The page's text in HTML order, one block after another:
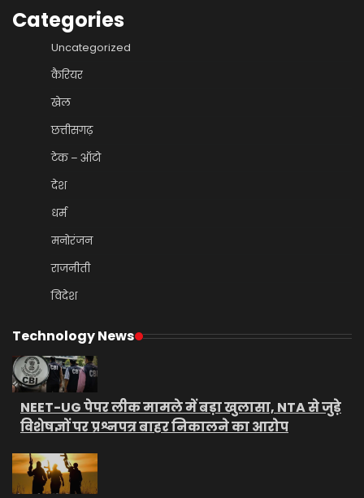
Categories
Uncategorized
कैरियर
खेल
छत्तीसगढ़
टेक – ऑटो
देश
धर्म
मनोरंजन
राजनीती
विदेश
Technology News
NEET-UG पेपर लीक मामले में बड़ा खुलासा, NTA से जुड़े
विशेषज्ञों पर प्रश्नपत्र बाहर निकालने का आरोप